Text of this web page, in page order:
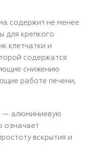
содержит не менее
для крепкого
клетчатки и
содержатся
снижению
работе печени,
— алюминиевую
означает
вскрытия и